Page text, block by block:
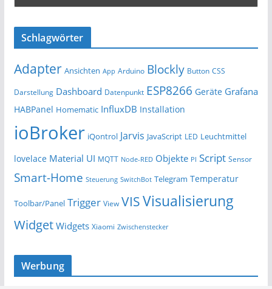
Schlagwörter
Adapter Ansichten App Arduino Blockly Button CSS
Darstellung Dashboard Datenpunkt ESP8266 Geräte Grafana
HABPanel Homematic InfluxDB Installation
ioBroker iQontrol Jarvis JavaScript LED Leuchtmittel
lovelace Material UI MQTT Node-RED Objekte PI Script Sensor
Smart-Home Steuerung SwitchBot Telegram Temperatur
Toolbar/Panel Trigger View VISVisualisierung
Widget Widgets Xiaomi Zwischenstecker
Werbung